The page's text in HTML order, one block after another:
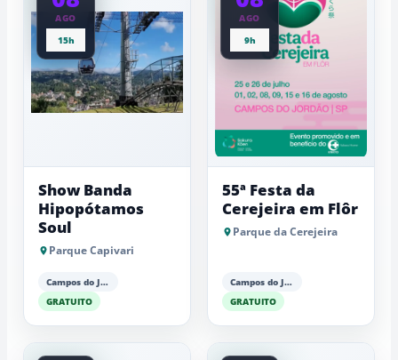
AGO
15h
Show Banda
Hipopótamos
Soul
Parque Capivari
Campos do Jordão
GRATUITO
AGO
9h
55ª Festa da
Cerejeira em Flôr
Parque da Cerejeira
Campos do Jordão
GRATUITO